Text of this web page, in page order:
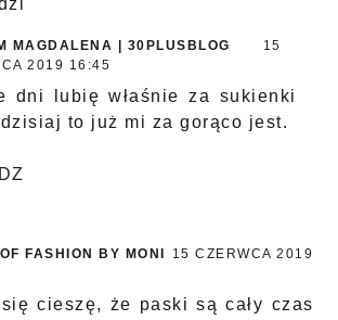
MAGDALENA | 30PLUSBLOG
15
2019 16:45
dni lubię właśnie za sukienki
to już mi za gorąco jest.
FASHION BY MONI
15 CZERWCA 2019
cieszę, że paski są cały czas